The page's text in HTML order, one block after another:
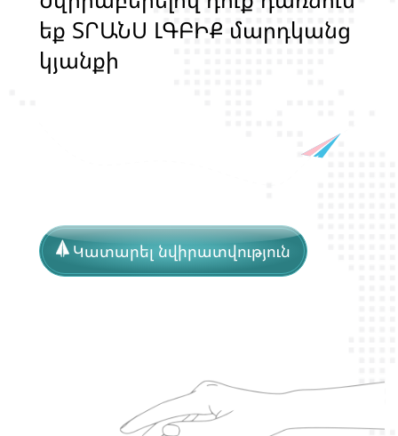
եք ՏՐԱՆՍ ԼԳԲԻՔ մարդկանց
կյանքի
Կատարել նվիրատվություն